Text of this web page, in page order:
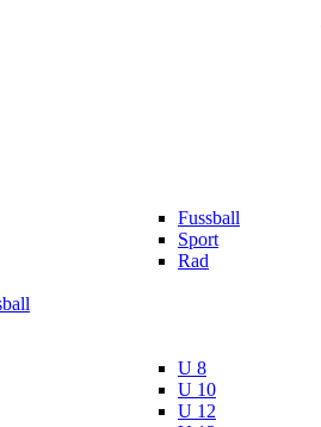
Fussball
Sport
Rad
U 8
U 10
U 12